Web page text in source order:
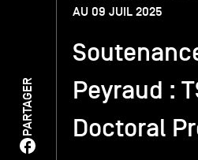
TSM Doctoral
Alumni
PARTAGER
AU 09 JUIL 2025
Peyraud :
Doctoral